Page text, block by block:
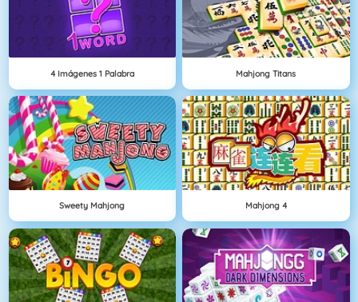
4 Imágenes 1 Palabra Mahjong Titans
Sweety Mahjong Mahjong 4